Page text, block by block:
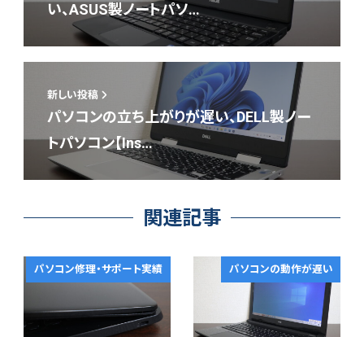
い、ASUS製ノートパソ…
新しい投稿
パソコンの立ち上がりが遅い、DELL製ノー
トパソコン【Ins…
関連記事
パソコン修理・サポート実績 パソコンの動作が遅い